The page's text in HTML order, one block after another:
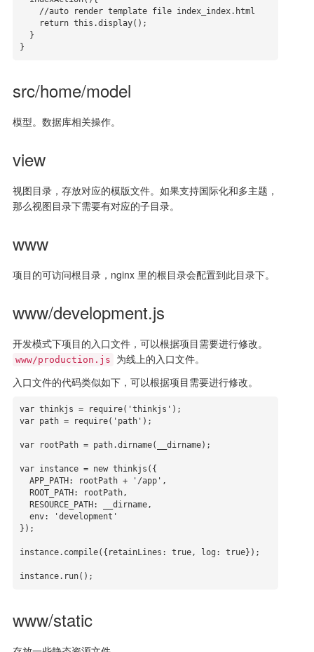
}
src/home/model
模型。数据库相关操作。
view
视图目录，存放对应的模版文件。如果支持国际化和多主题，
那么视图目录下需要有对应的子目录。
www
项目的可访问根目录，nginx 里的根目录会配置到此目录下。
www/development.js
开发模式下项目的入口文件，可以根据项目需要进行修改。
www/production.js
为线上的入口文件。
入口文件的代码类似如下，可以根据项目需要进行修改。
var thinkjs = require('thinkjs');
var path = require('path');
var rootPath = path.dirname(__dirname);
var instance = new thinkjs({
});
instance.compile({retainLines: true, log: true});
instance.run();
www/static